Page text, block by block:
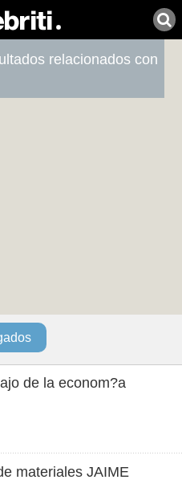
relacionados con
de la econom?a
materiales JAIME